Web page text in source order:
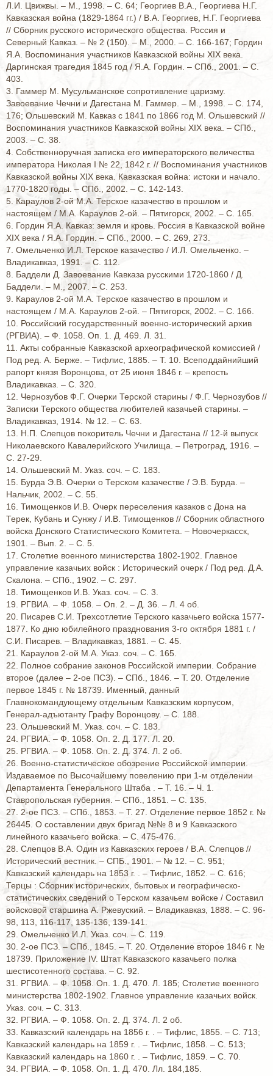
Л.И. Цвижвы. – М., 1998. – С. 64; Георгиев В.А., Георгиева Н.Г.
Кавказская война (1829-1864 гг.) / В.А. Георгиев, Н.Г. Георгиева
// Сборник русского исторического общества. Россия и
Северный Кавказ. – № 2 (150). – М., 2000. – С. 166-167; Гордин
Я.А. Воспоминания участников Кавказской войны XIX века.
Даргинская трагедия 1845 год / Я.А. Гордин. – СПб., 2001. – С.
403.
3. Гаммер М. Мусульманское сопротивление царизму.
Завоевание Чечни и Дагестана М. Гаммер. – М., 1998. – С. 174,
176; Ольшевский М. Кавказ с 1841 по 1866 год М. Ольшевский //
Воспоминания участников Кавказской войны XIX века. – СПб.,
2003. – С. 38.
4. Собственноручная записка его императорского величества
императора Николая I № 22, 1842 г. // Воспоминания участников
Кавказской войны XIX века. Кавказская война: истоки и начало.
1770-1820 годы. – СПб., 2002. – С. 142-143.
5. Караулов 2-ой М.А. Терское казачество в прошлом и
настоящем / М.А. Караулов 2-ой. – Пятигорск, 2002. – С. 165.
6. Гордин Я.А. Кавказ: земля и кровь. Россия в Кавказской войне
XIX века / Я.А. Гордин. – СПб., 2000. – С. 269, 273.
7. Омельченко И.Л. Терское казачество / И.Л. Омельченко. –
Владикавказ, 1991. – С. 112.
8. Баддели Д. Завоевание Кавказа русскими 1720-1860 / Д.
Баддели. – М., 2007. – С. 253.
9. Караулов 2-ой М.А. Терское казачество в прошлом и
настоящем / М.А. Караулов 2-ой. – Пятигорск, 2002. – С. 166.
10. Российский государственный военно-исторический архив
(РГВИА). – Ф. 1058. Оп. 1. Д. 469. Л. 31.
11. Акты собранные Кавказской археографической комиссией /
Под ред. А. Берже. – Тифлис, 1885. – Т. 10. Всеподдайнийший
рапорт князя Воронцова, от 25 июня 1846 г. – крепость
Владикавказ. – С. 320.
12. Чернозубов Ф.Г. Очерки Терской старины / Ф.Г. Чернозубов //
Записки Терского общества любителей казачьей старины. –
Владикавказ, 1914. № 12. – С. 63.
13. Н.П. Слепцов покоритель Чечни и Дагестана // 12-й выпуск
Николаевского Кавалерийского Училища. – Петроград, 1916. –
С. 27-29.
14. Ольшевский М. Указ. соч. – С. 183.
15. Бурда Э.В. Очерки о Терском казачестве / Э.В. Бурда. –
Нальчик, 2002. – С. 55.
16. Тимощенков И.В. Очерк переселения казаков с Дона на
Терек, Кубань и Сунжу / И.В. Тимощенков // Сборник областного
войска Донского Статистического Комитета. – Новочеркасск,
1901. – Вып. 2. – С. 5.
17. Столетие военного министерства 1802-1902. Главное
управление казачьих войск : Исторический очерк / Под ред. Д.А.
Скалона. – СПб., 1902. – С. 297.
18. Тимощенков И.В. Указ. соч. – С. 3.
19. РГВИА. – Ф. 1058. – Оп. 2. – Д. 36. – Л. 4 об.
20. Писарев С.И. Трехсотлетие Терского казачьего войска 1577-
1877. Ко дню юбилейного празднования 3-го октября 1881 г. /
С.И. Писарев. – Владикавказ, 1881. – С. 45.
21. Караулов 2-ой М.А. Указ. соч. – С. 165.
22. Полное собрание законов Российской империи. Собрание
второе (далее – 2-ое ПСЗ). – СПб., 1846. – Т. 20. Отделение
первое 1845 г. № 18739. Именный, данный
Главнокомандующему отдельным Кавказским корпусом,
Генерал-адъютанту Графу Воронцову. – С. 188.
23. Ольшевский М. Указ. соч. – С. 183.
24. РГВИА. – Ф. 1058. Оп. 2. Д. 177. Л. 20.
25. РГВИА. – Ф. 1058. Оп. 2. Д. 374. Л. 2 об.
26. Военно-статистическое обозрение Российской империи.
Издаваемое по Высочайшему повелению при 1-м отделении
Департамента Генерального Штаба . – Т. 16. – Ч. 1.
Ставропольская губерния. – СПб., 1851. – С. 135.
27. 2-ое ПСЗ. – СПб., 1853. – Т. 27. Отделение первое 1852 г. №
26445. О составлении двух бригад №№ 8 и 9 Кавказского
линейного казачьего войска. – С. 475-476.
28. Слепцов В.А. Один из Кавказских героев / В.А. Слепцов //
Исторический вестник. – СПБ., 1901. – № 12. – С. 951;
Кавказский календарь на 1853 г. . – Тифлис, 1852. – С. 616;
Терцы : Сборник исторических, бытовых и географическо-
статистических сведений о Терском казачьем войске / Составил
войсковой старшина А. Ржевуский. – Владикавказ, 1888. – С. 96-
98, 113, 116-117, 135-136, 139-141.
29. Омельченко И.Л. Указ. соч. – С. 119.
30. 2-ое ПСЗ. – СПб., 1845. – Т. 20. Отделение второе 1846 г. №
18739. Приложение IV. Штат Кавказского казачьего полка
шестисотенного состава. – С. 92.
31. РГВИА. – Ф. 1058. Оп. 1. Д. 470. Л. 185; Столетие военного
министерства 1802-1902. Главное управление казачьих войск.
Указ. соч. – С. 313.
32. РГВИА. – Ф. 1058. Оп. 2. Д. 374. Л. 2 об.
33. Кавказский календарь на 1856 г. . – Тифлис, 1855. – С. 713;
Кавказский календарь на 1859 г. . – Тифлис, 1858. – С. 513;
Кавказский календарь на 1860 г. . – Тифлис, 1859. – С. 70.
34. РГВИА. – Ф. 1058. Оп. 1. Д. 470. Лл. 184,185.